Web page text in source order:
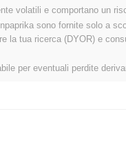
Wolf DOG rispetto
ha guadagnato0.00%,
temporaneo nell'azione del
volatili e comportano un
sono fornite solo a
la tua ricerca (DYOR) e
per eventuali perdite